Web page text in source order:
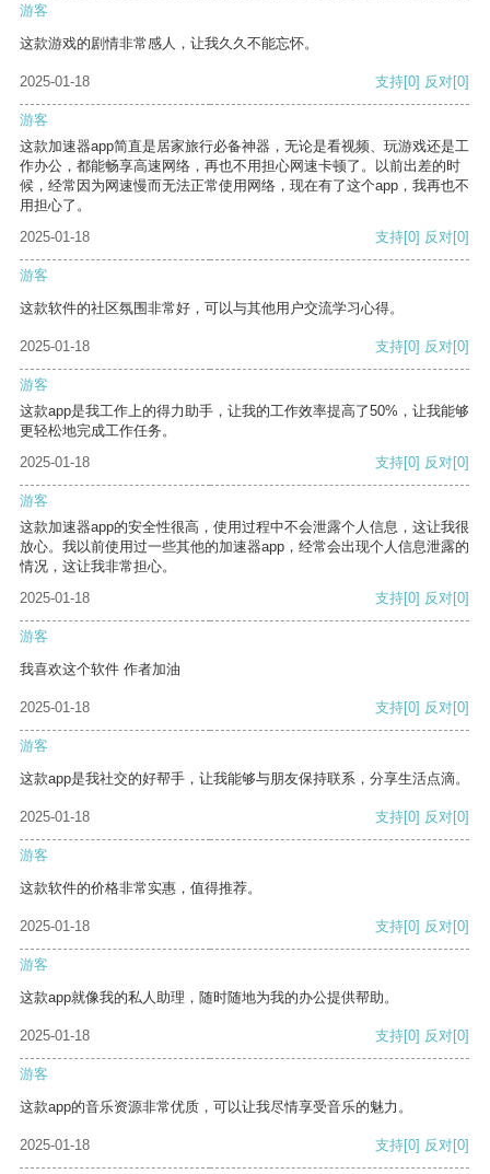
游客
这款游戏的剧情非常感人，让我久久不能忘怀。
2025-01-18 支持[0] 反对[0]
游客
这款加速器app简直是居家旅行必备神器，无论是看视频、玩游戏还是工
作办公，都能畅享高速网络，再也不用担心网速卡顿了。以前出差的时
候，经常因为网速慢而无法正常使用网络，现在有了这个app，我再也不
用担心了。
2025-01-18
支持[0] 反对[0]
游客
这款软件的社区氛围非常好，可以与其他用户交流学习心得。
2025-01-18 支持[0] 反对[0]
游客
这款app是我工作上的得力助手，让我的工作效率提高了50%，让我能够
更轻松地完成工作任务。
2025-01-18
支持[0] 反对[0]
游客
这款加速器app的安全性很高，使用过程中不会泄露个人信息，这让我很
放心。我以前使用过一些其他的加速器app，经常会出现个人信息泄露的
情况，这让我非常担心。
2025-01-18
支持[0] 反对[0]
游客
我喜欢这个软件 作者加油
2025-01-18 支持[0] 反对[0]
游客
这款app是我社交的好帮手，让我能够与朋友保持联系，分享生活点滴。
2025-01-18 支持[0] 反对[0]
游客
这款软件的价格非常实惠，值得推荐。
2025-01-18 支持[0] 反对[0]
游客
这款app就像我的私人助理，随时随地为我的办公提供帮助。
2025-01-18 支持[0] 反对[0]
游客
这款app的音乐资源非常优质，可以让我尽情享受音乐的魅力。
2025-01-18 支持[0] 反对[0]